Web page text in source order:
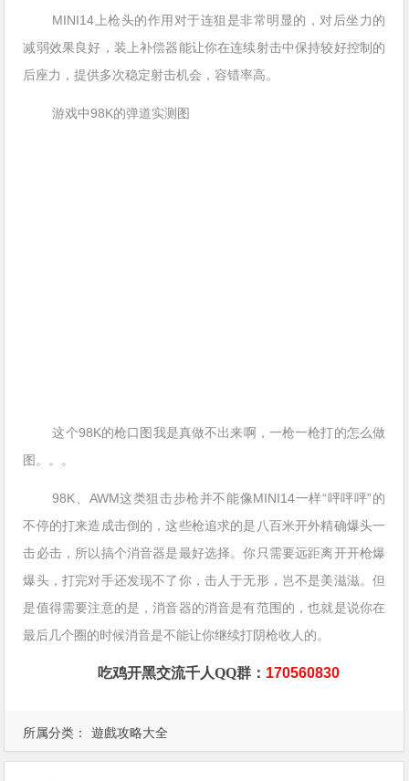
所属分类： 遊戲攻略大全
MINI14上枪头的作用对于连狙是非常明显的，对后坐力的
减弱效果良好，装上补偿器能让你在连续射击中保持较好控制的
后座力，提供多次稳定射击机会，容错率高。
游戏中98K的弹道实测图
这个98K的枪口图我是真做不出来啊，一枪一枪打的怎么做
图。。。
98K、AWM这类狙击步枪并不能像MINI14一样“呯呯呯”的
不停的打来造成击倒的，这些枪追求的是八百米开外精确爆头一
击必击，所以搞个消音器是最好选择。你只需要远距离开开枪爆
爆头，打完对手还发现不了你，击人于无形，岂不是美滋滋。但
是值得需要注意的是，消音器的消音是有范围的，也就是说你在
最后几个圈的时候消音是不能让你继续打阴枪收人的。
吃鸡开黑交流千人QQ群： 170560830